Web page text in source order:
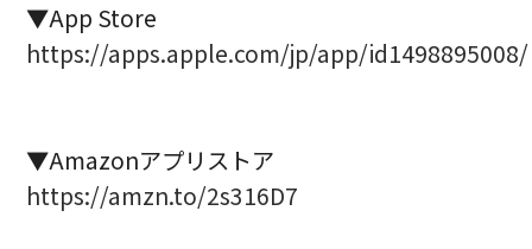
▼App Store
https://apps.apple.com/jp/app/id1498895008/
▼Amazonアプリストア
https://amzn.to/2s316D7